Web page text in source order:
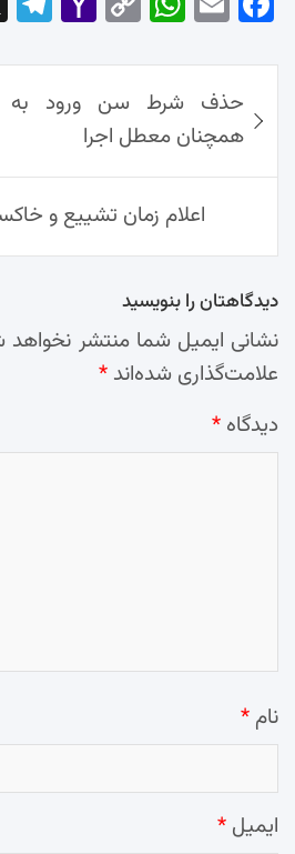
ok
Ap
p
Lin
k
Mai
l
راهبری
نوشته‌ها
حذف شرط سن ورود به
همچنان معطل اجرا
اعلام زمان تشییع و
دیدگاهتان را بنویسید
نشانی ایمیل شما منتشر
علامت‌گذاری شده‌اند *
دیدگاه *
نام *
ایمیل *